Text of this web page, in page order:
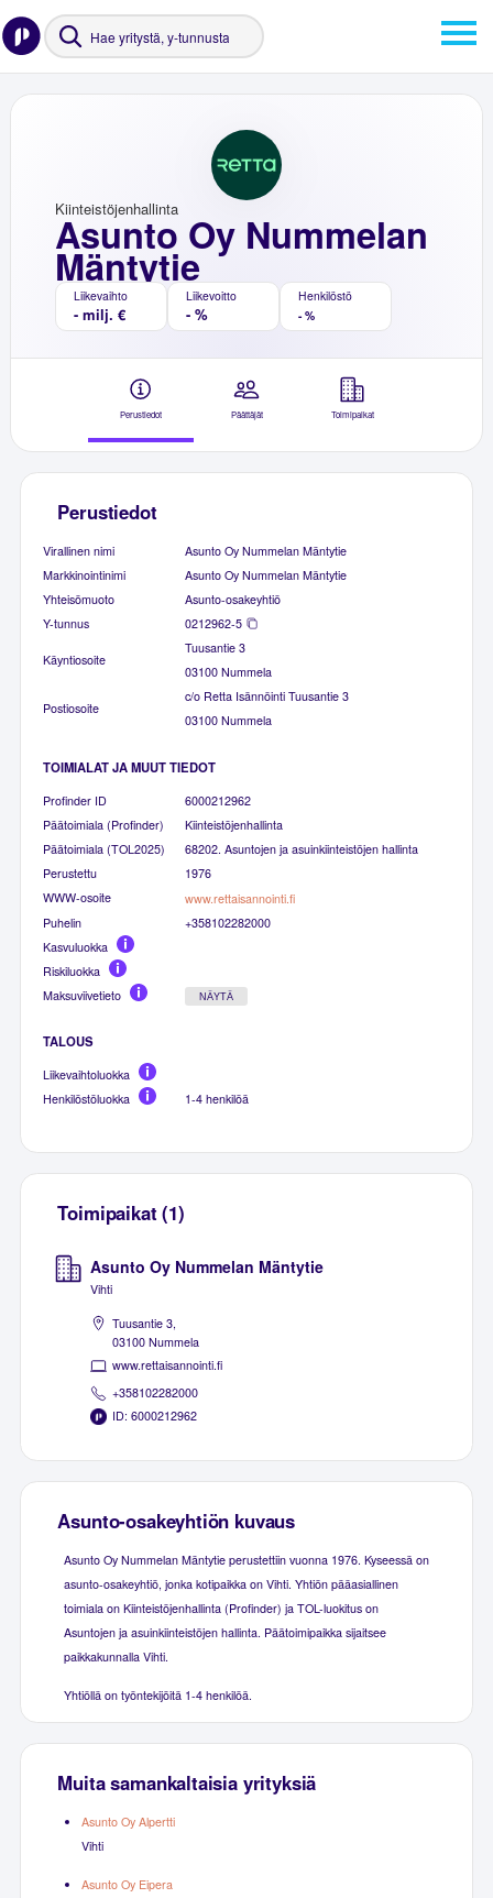
Asunto Oy Nummelan
Mäntytie
Kiinteistöjenhallinta
Liikevaihto
- milj. €
Liikevoitto
- %
Henkilöstö
- %
Perustiedot Päättäjät Toimipaikat
Perustiedot
Virallinen nimi
Asunto Oy Nummelan Mäntytie
Markkinointinimi
Asunto Oy Nummelan Mäntytie
Yhteisömuoto
Asunto-osakeyhtiö
Y-tunnus
0212962-5
Käyntiosoite
Tuusantie 3
03100 Nummela
Postiosoite
c/o Retta Isännöinti Tuusantie 3
03100 Nummela
TOIMIALAT JA MUUT TIEDOT
Profinder ID
6000212962
Päätoimiala (Profinder)
Kiinteistöjenhallinta
Päätoimiala (TOL2025)
68202. Asuntojen ja asuinkiinteistöjen hallinta
Perustettu
1976
WWW-osoite
www.rettaisannointi.fi
Puhelin
+358102282000
Kasvuluokka
Riskiluokka
Maksuviivetieto
NÄYTÄ
TALOUS
Liikevaihtoluokka
Henkilöstöluokka
1-4 henkilöä
Toimipaikat (1)
Asunto Oy Nummelan Mäntytie
Vihti
Tuusantie 3,
03100 Nummela
www.rettaisannointi.fi
+358102282000
ID: 6000212962
Asunto-osakeyhtiön kuvaus
Asunto Oy Nummelan Mäntytie perustettiin vuonna 1976. Kyseessä on
asunto-osakeyhtiö, jonka kotipaikka on Vihti. Yhtiön pääasiallinen
toimiala on Kiinteistöjenhallinta (Profinder) ja TOL-luokitus on
Asuntojen ja asuinkiinteistöjen hallinta. Päätoimipaikka sijaitsee
paikkakunnalla Vihti.
Yhtiöllä on työntekijöitä 1-4 henkilöä.
Muita samankaltaisia yrityksiä
Asunto Oy Alpertti
Vihti
Asunto Oy Eipera